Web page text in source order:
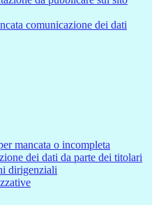
comunicazione dei dati
mancata o incompleta
dei dati da parte dei titolari
dirigenziali